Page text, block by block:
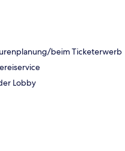
beim Ticketerwerb
Lobby